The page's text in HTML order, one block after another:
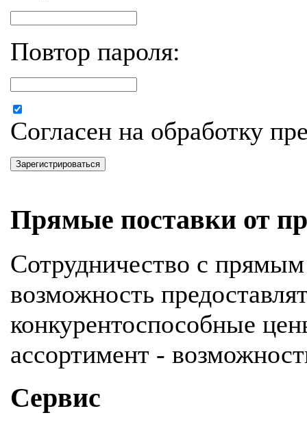
Повтор пароля:
Согласен на обработку
Зарегистрироваться
Прямые поставки от
Сотрудничество с
возможность
конкурентоспособные
ассортимент -
Сервис